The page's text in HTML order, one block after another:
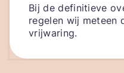
Bij de definitieve
regelen wij meteen
vrijwaring.